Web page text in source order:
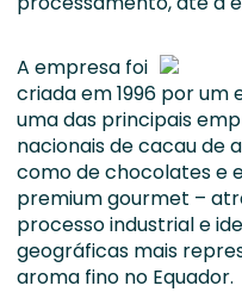
A empresa foi
criada em 1996 por
uma das principais
nacionais de cacau de
como de chocolates e
premium gourmet –
processo industrial e
geográficas mais
aroma fino no Equador.